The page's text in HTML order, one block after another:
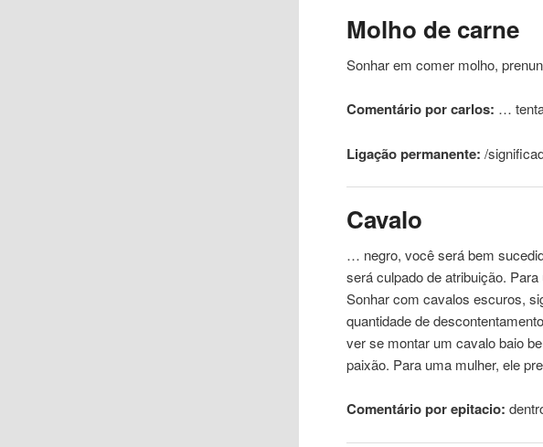
Molhode carne
Sonhar em comer molho,
Comentário por carlos: …
Ligação permanente: /
Cavalo
… negro, você será bem
será culpadodeatribuição.
Sonhar com cavalos escuros,
quantidadede
ver se montar um cavalo baio
paixão. Para uma mulher, ele
Comentário por epitacio: